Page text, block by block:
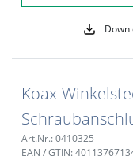
Koax-
Art.Nr.: 0410325
EAN / GTIN: